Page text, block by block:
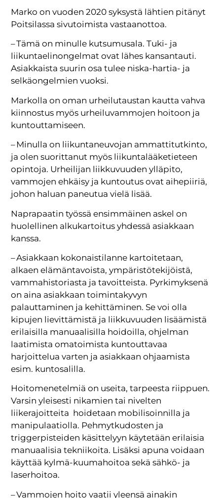
Marko on vuoden 2020 syksystä lähtien pitänyt
Poitsilassa sivutoimista vastaanottoa.
– Tämä on minulle kutsumusala. Tuki- ja
liikuntaelinongelmat ovat lähes kansantauti.
Asiakkaista suurin osa tulee niska-hartia- ja
selkäongelmien vuoksi.
Markolla on oman urheilutaustan kautta vahva
kiinnostus myös urheiluvammojen hoitoon ja
kuntouttamiseen.
– Minulla on liikuntaneuvojan ammattitutkinto,
ja olen suorittanut myös liikuntalääketieteen
opintoja. Urheilijan liikkuvuuden ylläpito,
vammojen ehkäisy ja kuntoutus ovat aihepiiriä,
johon haluan paneutua vielä lisää.
Naprapaatin työssä ensimmäinen askel on
huolellinen alkukartoitus yhdessä asiakkaan
kanssa.
– Asiakkaan kokonaistilanne kartoitetaan,
alkaen elämäntavoista, ympäristötekijöistä,
vammahistoriasta ja tavoitteista. Pyrkimyksenä
on aina asiakkaan toimintakyvyn
palauttaminen ja kehittäminen. Se voi olla
kipujen lievittämistä ja liikkuvuuden lisäämistä
erilaisilla manuaalisilla hoidoilla, ohjelman
laatimista omatoimista kuntouttavaa
harjoittelua varten ja asiakkaan ohjaamista
esim. kuntosalilla.
Hoitomenetelmiä on useita, tarpeesta riippuen.
Varsin yleisesti nikamien tai nivelten
liikerajoitteita hoidetaan mobilisoinnilla ja
manipulaatiolla. Pehmytkudosten ja
triggerpisteiden käsittelyyn käytetään erilaisia
manuaalisia tekniikoita. Lisäksi apuna voidaan
käyttää kylmä-kuumahoitoa sekä sähkö- ja
laserhoitoa.
– Vammojen hoito vaatii yleensä ainakin